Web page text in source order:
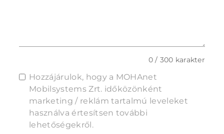
0 / 300 karakter
Hozzájárulok, hogy a MOHAnet
Mobilsystems Zrt. időközönként
marketing / reklám tartalmú leveleket
használva értesítsen további
lehetőségekről.